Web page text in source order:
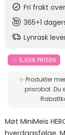
Fri frakt
365+1
Lynrask
✨ SJEKK PRISEN
✨ Produkter
prisrobot. Du er derfor alltid sikret markedets beste pris.
Møt MiniMeis
hverdagsfølge.